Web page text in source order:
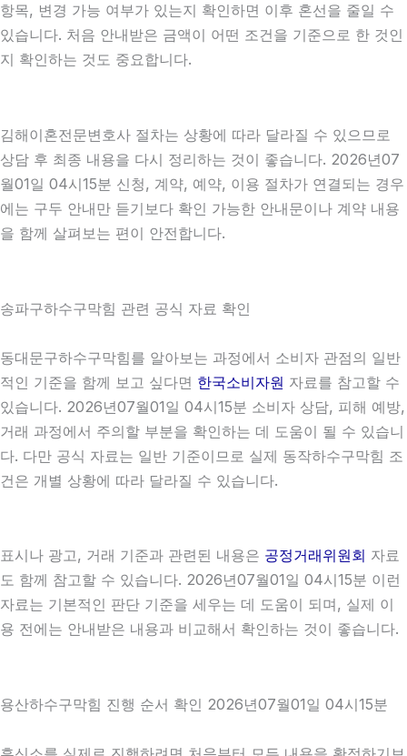
항목, 변경 가능 여부가 있는지 확인하면 이후 혼선을 줄일 수
있습니다. 처음 안내받은 금액이 어떤 조건을 기준으로 한 것인
지 확인하는 것도 중요합니다.
김해이혼전문변호사 절차는 상황에 따라 달라질 수 있으므로
상담 후 최종 내용을 다시 정리하는 것이 좋습니다. 2026년07
월01일 04시15분 신청, 계약, 예약, 이용 절차가 연결되는 경우
에는 구두 안내만 듣기보다 확인 가능한 안내문이나 계약 내용
을 함께 살펴보는 편이 안전합니다.
송파구하수구막힘 관련 공식 자료 확인
동대문구하수구막힘를 알아보는 과정에서 소비자 관점의 일반
적인 기준을 함께 보고 싶다면 한국소비자원 자료를 참고할 수
있습니다. 2026년07월01일 04시15분 소비자 상담, 피해 예방,
거래 과정에서 주의할 부분을 확인하는 데 도움이 될 수 있습니
다. 다만 공식 자료는 일반 기준이므로 실제 동작하수구막힘 조
건은 개별 상황에 따라 달라질 수 있습니다.
표시나 광고, 거래 기준과 관련된 내용은 공정거래위원회 자료
도 함께 참고할 수 있습니다. 2026년07월01일 04시15분 이런
자료는 기본적인 판단 기준을 세우는 데 도움이 되며, 실제 이
용 전에는 안내받은 내용과 비교해서 확인하는 것이 좋습니다.
용산하수구막힘 진행 순서 확인 2026년07월01일 04시15분